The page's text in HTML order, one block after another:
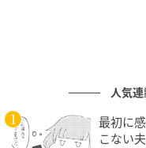
人気
最初に
こない